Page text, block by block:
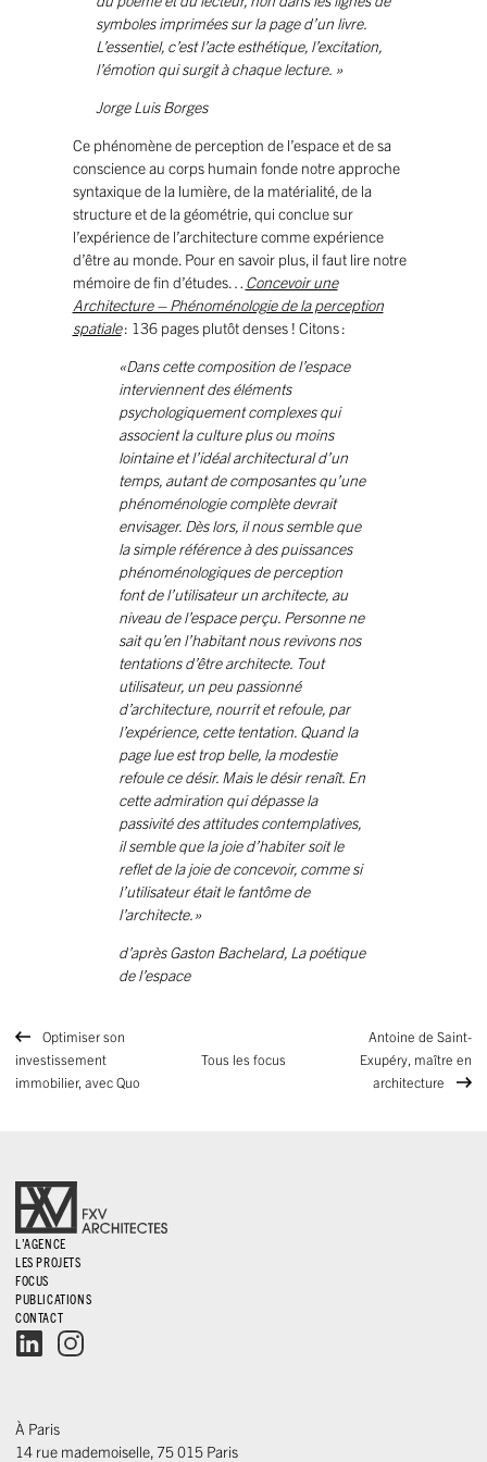
symboles imprimées sur la page d’un livre.
L’essentiel, c’est l’acte esthétique, l’excitation,
l’émotion qui surgit à chaque lecture. »
Jorge Luis Borges
Ce phénomène de perception de l’espace et de sa
conscience au corps humain fonde notre approche
syntaxique de la lumière, de la matérialité, de la
structure et de la géométrie, qui conclue sur
l’expérience de l’architecture comme expérience
d’être au monde. Pour en savoir plus, il faut lire notre
mémoire de fin d’études… Concevoir une
Architecture – Phénoménologie de la perception
spatiale: 136 pages plutôt denses ! Citons :
«Dans cette composition de l’espace
interviennent des éléments
psychologiquement complexes qui
associent la culture plus ou moins
lointaine et l’idéal architectural d’un
temps, autant de composantes qu’une
phénoménologie complète devrait
envisager. Dès lors, il nous semble que
la simple référence à des puissances
phénoménologiques de perception
font de l’utilisateur un architecte, au
niveau de l’espace perçu. Personne ne
sait qu’en l’habitant nous revivons nos
tentations d’être architecte. Tout
utilisateur, un peu passionné
d’architecture, nourrit et refoule, par
l’expérience, cette tentation. Quand la
page lue est trop belle, la modestie
refoule ce désir. Mais le désir renaît. En
cette admiration qui dépasse la
passivité des attitudes contemplatives,
il semble que la joie d’habiter soit le
reflet de la joie de concevoir, comme si
l’utilisateur était le fantôme de
l’architecte.»
d’après Gaston Bachelard, La poétique
de l’espace
Optimiser son
investissement
immobilier, avec Quo
Tous les focus
Antoine de Saint-
Exupéry, maître en
architecture
L’AGENCE
LES PROJETS
FOCUS
PUBLICATIONS
CONTACT
À Paris
14 rue mademoiselle, 75 015 Paris